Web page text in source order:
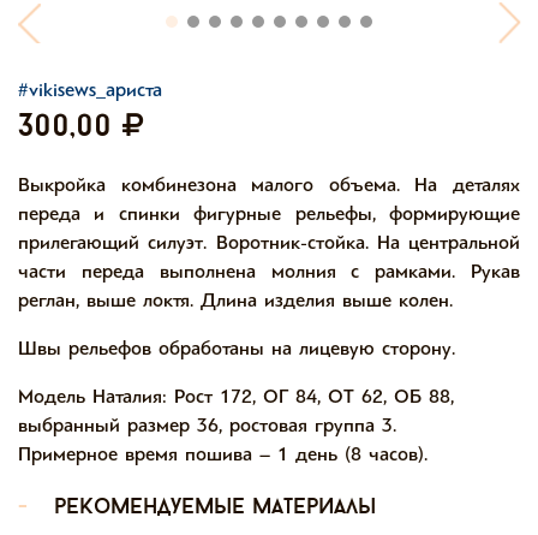
#vikisews_ариста
300,00
Выкройка комбинезона малого объема. На деталях
переда и спинки фигурные рельефы, формирующие
прилегающий силуэт. Воротник-стойка. На центральной
части переда выполнена молния с рамками. Рукав
реглан, выше локтя. Длина изделия выше колен.
Швы рельефов обработаны на лицевую сторону.
Модель Наталия: Рост 172, ОГ 84, ОТ 62, ОБ 88,
выбранный размер 36, ростовая группа 3.
Примерное время пошива – 1 день (8 часов).
-
рекомендуемые материалы